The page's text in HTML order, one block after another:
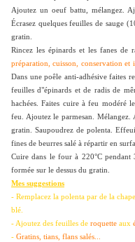
Ajoutez un oeuf battu, mélangez.
Écrasez quelques feuilles de sauge
gratin.
Rincez les épinards et les fanes
préparation, cuisson, conservation et
Dans une poêle anti-adhésive faites
feuilles d"épinards et de radis de
hachées. Faites cuire à feu modéré
feu. Ajoutez le parmesan. Mélangez.
gratin. Saupoudrez de polenta.
fines de beurres salé à répartir en
Cuire dans le four à 220°C
formée sur le dessus du gratin.
Mes suggestions
- Remplacez la polenta par de la
blé.
- Ajoutez des feuilles de roquette aux
- Gratins, tians, flans salés...